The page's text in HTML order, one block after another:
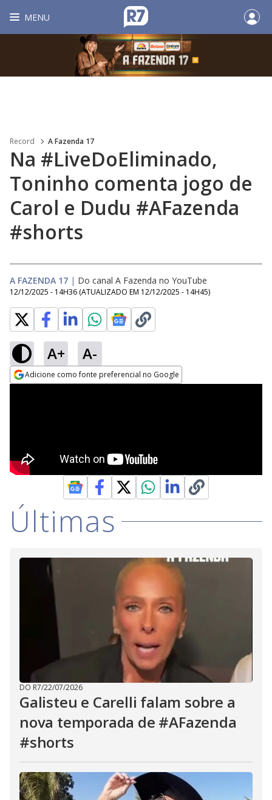
MENU
Record A Fazenda 17
Na #LiveDoEliminado,
Toninho comenta jogo de
Carol e Dudu #AFazenda
#shorts
A FAZENDA 17 | Do canal A Fazenda no YouTube
12/12/2025 - 14H36 (ATUALIZADO EM 12/12/2025 - 14H45)
A+ A-
Adicione como fonte preferencial no Google
Últimas
DO R7/22/07/2026
Galisteu e Carelli falam sobre a
nova temporada de #AFazenda
#shorts